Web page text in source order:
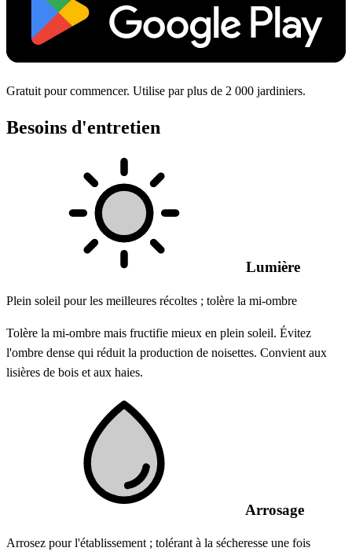
Gratuit pour commencer. Utilise par plus de 2 000 jardiniers.
Besoins d'entretien
Lumière
Plein soleil pour les meilleures récoltes ; tolère la mi-ombre
Tolère la mi-ombre mais fructifie mieux en plein soleil. Évitez
l'ombre dense qui réduit la production de noisettes. Convient aux
lisières de bois et aux haies.
Arrosage
Arrosez pour l'établissement ; tolérant à la sécheresse une fois